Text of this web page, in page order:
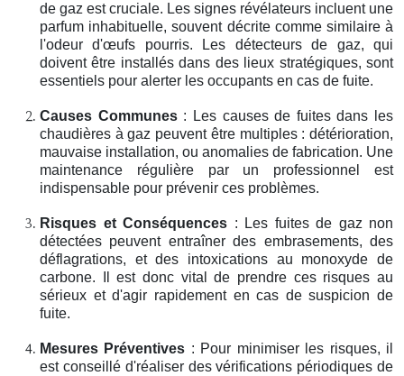
de gaz est cruciale. Les signes révélateurs incluent une
parfum inhabituelle, souvent décrite comme similaire à
l'odeur d'œufs pourris. Les détecteurs de gaz, qui
doivent être installés dans des lieux stratégiques, sont
essentiels pour alerter les occupants en cas de fuite.
Causes Communes: Les causes de fuites dans les
chaudières à gaz peuvent être multiples : détérioration,
mauvaise installation, ou anomalies de fabrication. Une
maintenance régulière par un professionnel est
indispensable pour prévenir ces problèmes.
Risques et Conséquences : Les fuites de gaz non
détectées peuvent entraîner des embrasements, des
déflagrations, et des intoxications au monoxyde de
carbone. Il est donc vital de prendre ces risques au
sérieux et d'agir rapidement en cas de suspicion de
fuite.
Mesures Préventives : Pour minimiser les risques, il
est conseillé d'réaliser des vérifications périodiques de